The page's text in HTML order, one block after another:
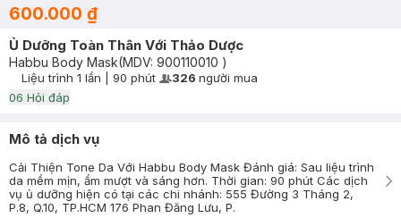
600.000 ₫
Ủ Dưỡng Toàn Thân Với Thảo Dược
Habbu Body Mask(MDV: 900110010 )
Timer Gray Icon
Liệu trình 1 lần 90 phút User Product Icon
326 người mua
06 Hỏi đáp
Mô tả dịch vụ
Cải Thiện Tone Da Với Habbu Body Mask Đánh giá: Sau liệu trình
da mềm mịn, ẩm mượt và sáng hơn. Thời gian: 90 phút Các dịch
vụ ủ dưỡng hiện có tại các chi nhánh: 555 Đường 3 Tháng 2,
P.8, Q.10, TP.HCM 176 Phan Đăng Lưu, P.